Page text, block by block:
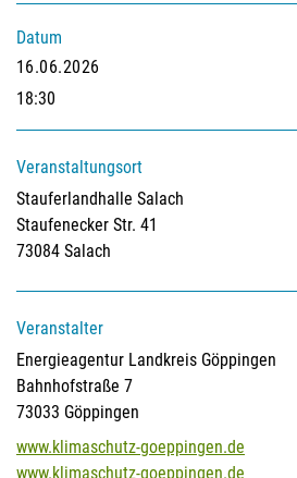
Datum
16.06.2026
18:30
Veranstaltungsort
Stauferlandhalle Salach
Staufenecker Str. 41
73084 Salach
Veranstalter
Energieagentur Landkreis Göppingen
Bahnhofstraße 7
73033 Göppingen
www.klimaschutz-goeppingen.de
www.klimaschutz-goeppingen.de